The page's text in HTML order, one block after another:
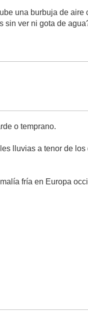
una burbuja de aire
sin ver ni gota de
o temprano.
lluvias a tenor de
fría en Europa